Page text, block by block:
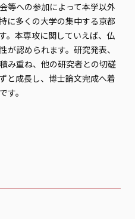
等への参加によって本学以外
に多くの大学の集中する京都
。本専攻に関していえば、仏
が認められます。研究発表、
み重ね、他の研究者との切磋
と成長し、博士論文完成へ着
す。